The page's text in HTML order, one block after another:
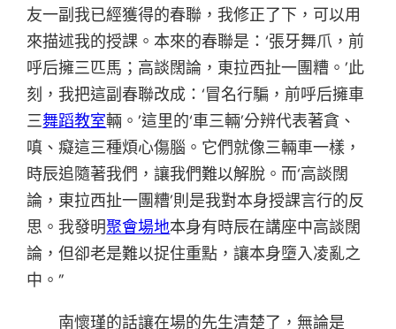
友一副我已經獲得的春聯，我修正了下，可以用
來描述我的授課。本來的春聯是：‘張牙舞爪，前
呼后擁三匹馬；高談闊論，東拉西扯一團糟。’此
刻，我把這副春聯改成：‘冒名行騙，前呼后擁車
三舞蹈教室輛。’這里的‘車三輛’分辨代表著貪、
嗔、癡這三種煩心傷腦。它們就像三輛車一樣，
時辰追隨著我們，讓我們難以解脫。而‘高談闊
論，東拉西扯一團糟’則是我對本身授課言行的反
思。我發明聚會場地本身有時辰在講座中高談闊
論，但卻老是難以捉住重點，讓本身墮入凌亂之
中。”
南懷瑾的話讓在場的先生清楚了，無論是